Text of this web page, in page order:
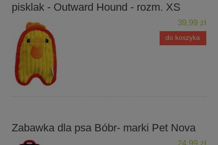
pisklak - Outward Hound - rozm. XS
39,99 zł
do koszyka
Zabawka dla psa Bóbr- marki Pet Nova
24,99 zł